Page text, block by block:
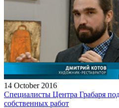
14 October 2016
Специалисты Центра Грабаря
собственных работ